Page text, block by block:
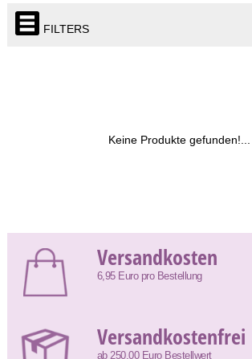
FILTERS
Keine Produkte gefunden!...
Versandkosten
6,95 Euro pro Bestellung
Versandkostenfrei
ab 250,00 Euro Bestellwert